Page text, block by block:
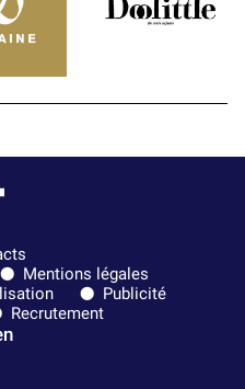
Mentions légales
Publicité
Recrutement